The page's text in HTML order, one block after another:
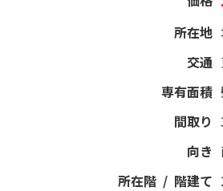
所在地
交通
専有面積
間取り
向き
所在階 / 階建て